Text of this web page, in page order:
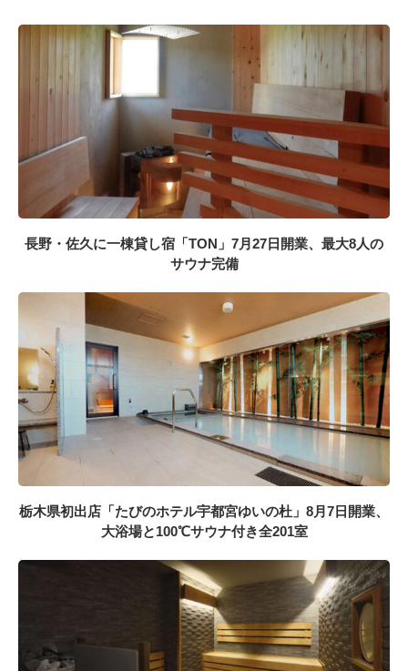
長野・佐久に一棟貸し宿「TON」7月27日開業、最大8人の
サウナ完備
栃木県初出店「たびのホテル宇都宮ゆいの杜」8月7日開業、
大浴場と100℃サウナ付き全201室